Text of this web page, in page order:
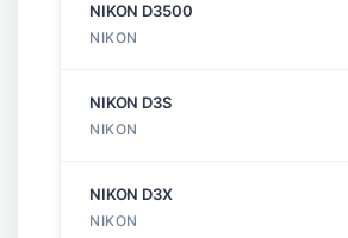
NIKON D3500
NIKON
NIKON D3S
NIKON
NIKON D3X
NIKON